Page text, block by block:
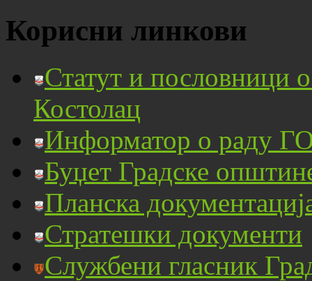
Корисни линкови
Статут и пословници
Костолац
Информатор о раду
Буџет Градске
Планска
Стратешки документи
Службени гласник